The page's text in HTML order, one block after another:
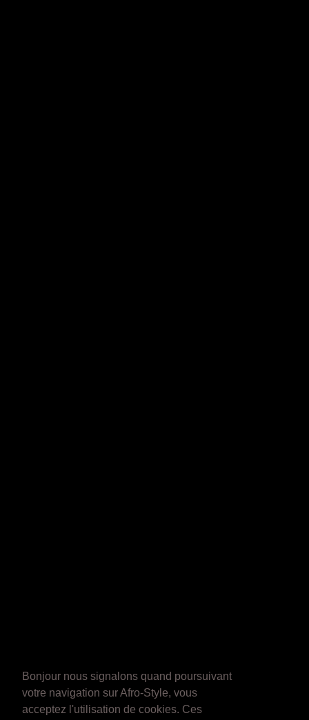
Bonjour nous signalons quand poursuivant
votre navigation sur Afro-Style, vous
acceptez l'utilisation de cookies. Ces